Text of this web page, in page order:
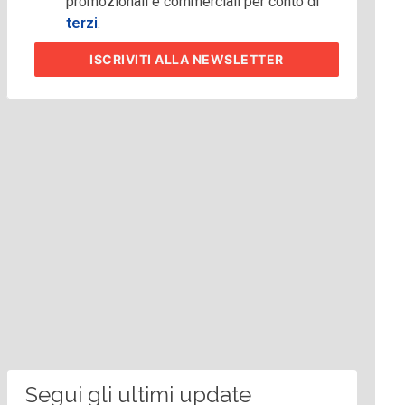
terzi.
ISCRIVITIALLA NEWSLETTER
Segui gli ultimi update